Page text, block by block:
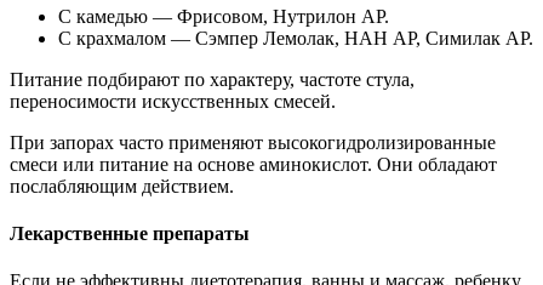
С камедью — Фрисовом, Нутрилон АР.
С крахмалом — Сэмпер Лемолак, НАН АР, Симилак АР.
Питание подбирают по характеру, частоте стула,
переносимости искусственных смесей.
При запорах часто применяют высокогидролизированные
смеси или питание на основе аминокислот. Они обладают
послабляющим действием.
Лекарственные препараты